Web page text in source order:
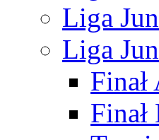
Liga
Liga
Finał
Finał